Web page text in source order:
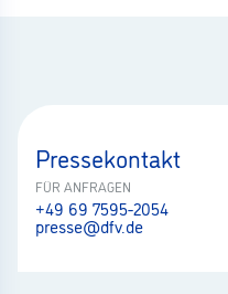
Pressekontakt
FÜR ANFRAGEN
+49 69 7595-2054
presse@dfv.de